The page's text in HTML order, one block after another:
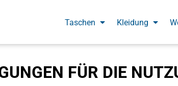
Taschen Kleidung
FÜR DIE
Jutetaschen
PP-Non-Woven
Polos
Polos
Damen Pullover
Herren Pullover
Stoffkunde
Qualitätssiegel